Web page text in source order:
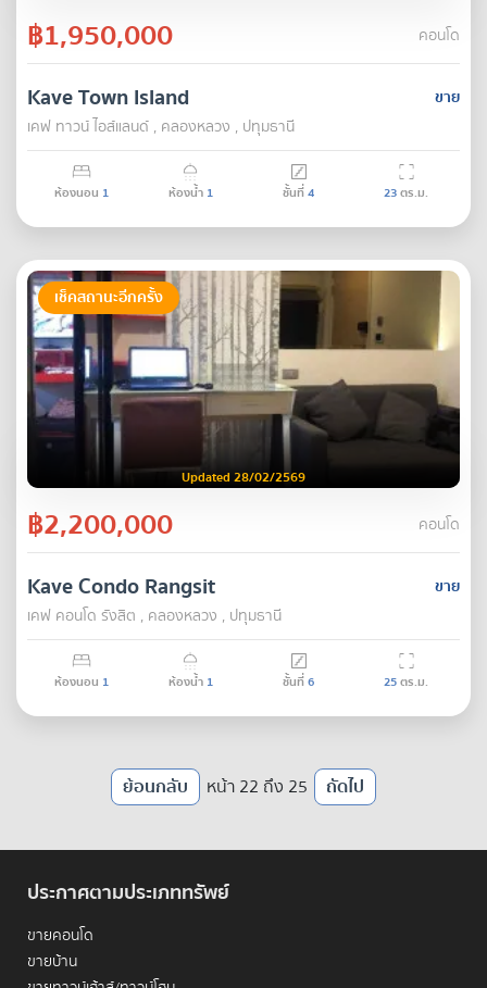
฿1,950,000 คอนโด
ขาย
Kave Town Island
เคฟ ทาวน์ ไอส์แลนด์ , คลองหลวง , ปทุมธานี
ห้องนอน 1 ห้องน้ำ 1 ชั้นที่4 23ตร.ม.
เช็คสถานะอีกครั้ง
Updated 28/02/2569
฿2,200,000 คอนโด
ขาย
Kave Condo Rangsit
เคฟ คอนโด รังสิต , คลองหลวง , ปทุมธานี
ห้องนอน 1 ห้องน้ำ 1 ชั้นที่6 25ตร.ม.
ย้อนกลับ หน้า 22 ถึง 25 ถัดไป
ประกาศตามประเภททรัพย์
ขายคอนโด
ขายบ้าน